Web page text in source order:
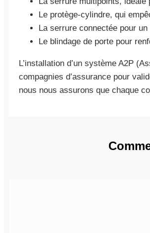
Le protège-cylindre, qui
La serrure connectée pour
Le blindage de porte pour
L’installation d’un système A2P
compagnies d’assurance pour
nous nous assurons que chaque